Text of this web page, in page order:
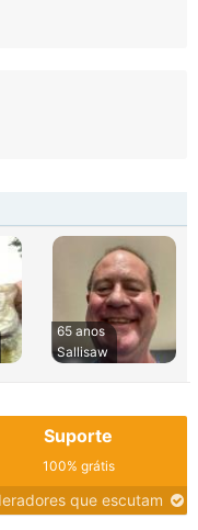
65 anos
Sallisaw
Suporte
100% grátis
que escutam